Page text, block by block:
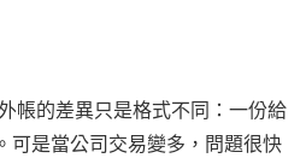
帳的差異只是格式不同：一份給
可是當公司交易變多，問題很快